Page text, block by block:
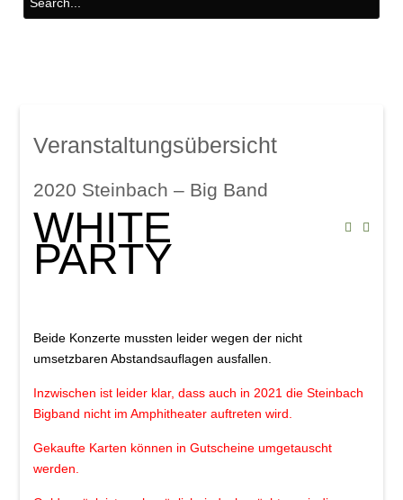
Galerien
Veranstaltungen
Weinschwätzle
Herbstverkostung der DON ÁNGEL
Weine
im Amphitheater
Werkstattkonzert, Mindelzeller Horntage
Heinrich del Core: Jetzt knommts
Veranstaltungsübersicht
2020 Steinbach – Big Band
WHITE
PARTY
Beide Konzerte mussten leider wegen der nicht
umsetzbaren Abstandsauflagen ausfallen.
Inzwischen ist leider klar, dass auch in 2021 die Steinbach
Bigband nicht im Amphitheater auftreten wird.
Gekaufte Karten können in Gutscheine umgetauscht
werden.